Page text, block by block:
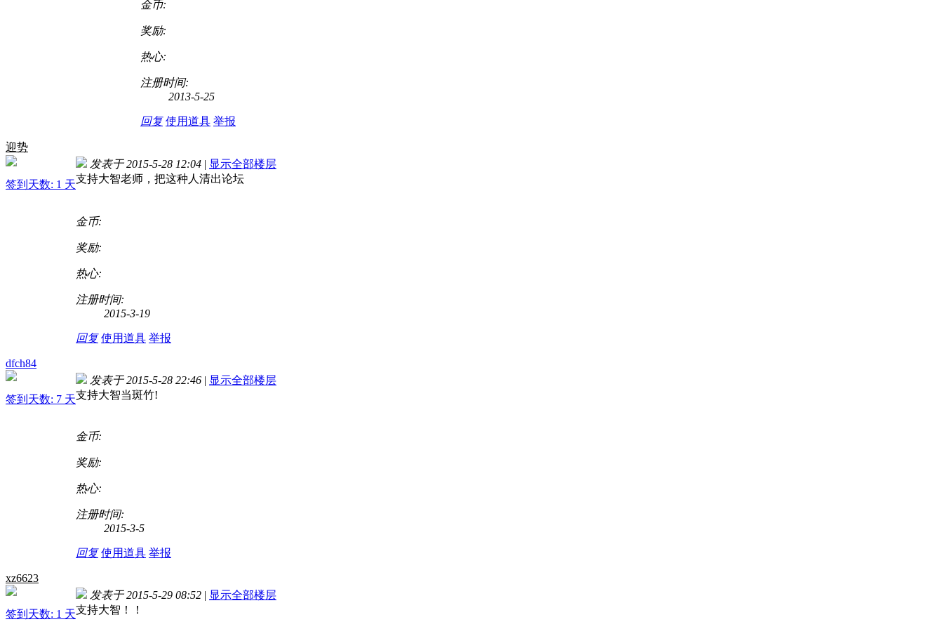
金币:
奖励:
热心:
注册时间:
2013-5-25
回复 使用道具 举报
迎势
签到天数: 1 天
发表于 2015-5-28 12:04 | 显示全部楼层
支持大智老师，把这种人清出论坛
金币:
奖励:
热心:
注册时间:
2015-3-19
回复 使用道具 举报
dfch84
签到天数: 7 天
发表于 2015-5-28 22:46 | 显示全部楼层
支持大智当斑竹!
金币:
奖励:
热心:
注册时间:
2015-3-5
回复 使用道具 举报
xz6623
签到天数: 1 天
发表于 2015-5-29 08:52 | 显示全部楼层
支持大智！！